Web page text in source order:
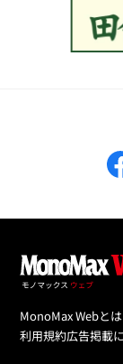
MonoMax Webと
利用規約広告掲載